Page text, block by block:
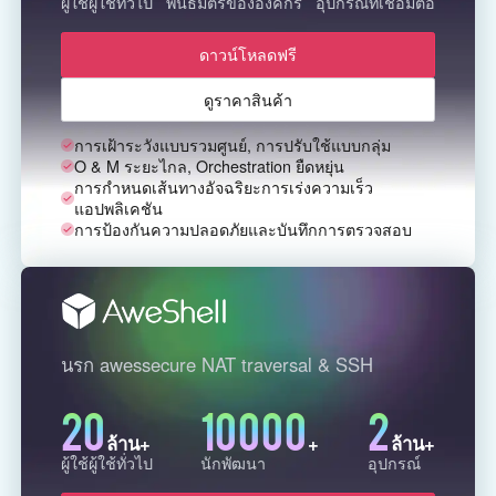
Español
South America
Colombia
Español
Perú
Español
Argentina
Español
Venezuela
Oceania
English English
ดาวน์โหลดฟรี
ดูราคาสินค้า
การเฝ้าระวังแบบรวมศูนย์, การปรับใช้แบบกลุ่ม
O & M ระยะไกล, Orchestration ยืดหยุ่น
การกำหนดเส้นทางอัจฉริยะการเร่งความเร็ว
แอปพลิเคชัน
การป้องกันความปลอดภัยและบันทึกการตรวจสอบ
นรก awessecure NAT traversal & SSH
20ล้าน+
ผู้ใช้ผู้ใช้ทั่วไป
10000+
นักพัฒนา
2ล้าน+
อุปกรณ์